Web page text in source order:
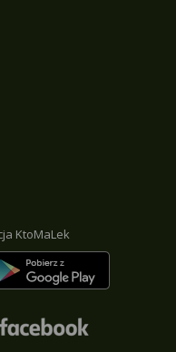
KtoMaLek